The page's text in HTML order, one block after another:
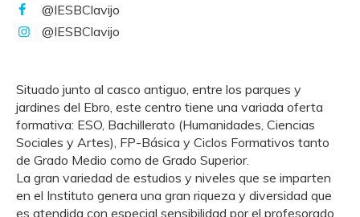
@IESBClavijo
@IESBClavijo
Situado junto al casco antiguo, entre los parques y
jardines del Ebro, este centro tiene una variada oferta
formativa: ESO, Bachillerato (Humanidades, Ciencias
Sociales y Artes), FP-Básica y Ciclos Formativos tanto
de Grado Medio como de Grado Superior.
La gran variedad de estudios y niveles que se imparten
en el Instituto genera una gran riqueza y diversidad que
es atendida con especial sensibilidad por el profesorado